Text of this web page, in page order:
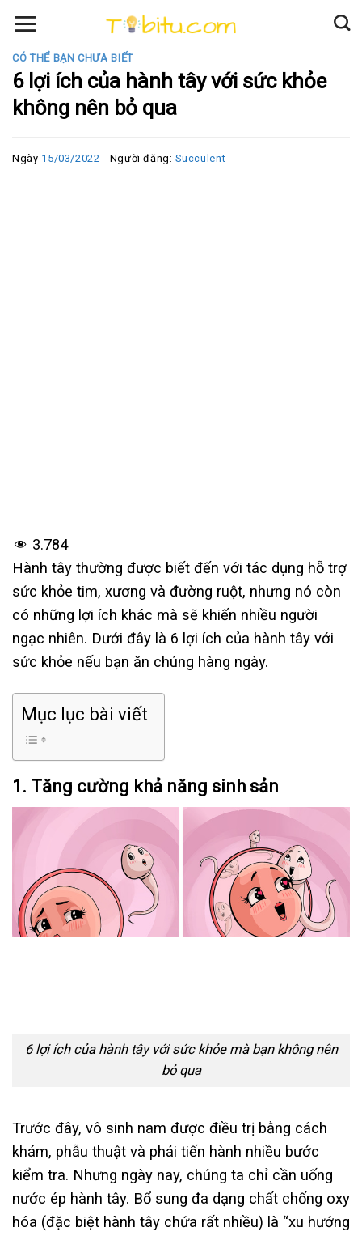
content
CÓ THỂ BẠN CHƯA BIẾT
6 lợi ích của hành tây với sức khỏe
không nên bỏ qua
Ngày 15/03/2022 - Người đăng:Succulent
3.784
Hành tây thường được biết đến với tác dụng hỗ trợ
sức khỏe tim, xương và đường ruột, nhưng nó còn
có những lợi ích khác mà sẽ khiến nhiều người
ngạc nhiên. Dưới đây là 6 lợi ích của hành tây với
sức khỏe nếu bạn ăn chúng hàng ngày.
Mục lục bài viết
1. Tăng cường khả năng sinh sản
6 lợi ích của hành tây với sức khỏe mà bạn không nên
bỏ qua
Trước đây, vô sinh nam được điều trị bằng cách
khám, phẫu thuật và phải tiến hành nhiều bước
kiểm tra. Nhưng ngày nay, chúng ta chỉ cần uống
nước ép hành tây. Bổ sung đa dạng chất chống oxy
hóa (đặc biệt hành tây chứa rất nhiều) là “xu hướng